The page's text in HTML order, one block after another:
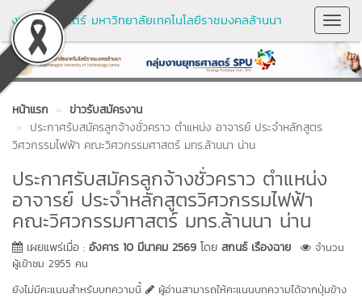
งานยุทธศาสตร์ มหาวิทยาลัยเทคโนโลยีราชมงคลล้านนา
หน้าแรก
ข่าวรับสมัครงาน
ประกาศรับสมัครลูกจ้างชั่วคราว ตำแหน่ง อาจารย์ ประจำหลักสูตร
วิศวกรรมไฟฟ้า คณะวิศวกรรมศาสตร์ มทร.ล้านนา น่าน
ประกาศรับสมัครลูกจ้างชั่วคราว ตำแหน่ง
อาจารย์ ประจำหลักสูตรวิศวกรรมไฟฟ้า
คณะวิศวกรรมศาสตร์ มทร.ล้านนา น่าน
เผยแพร่เมื่อ : อังคาร 10 มีนาคม 2569 โดย สกนธ์ เรืองฉาย
จำนวน
ผู้เข้าชม 2955 คน
ยังไม่มีคะแนนสำหรับบทความนี้
ผู้อ่านสามารถให้คะแนนบทความได้จากปุ่มข้าง